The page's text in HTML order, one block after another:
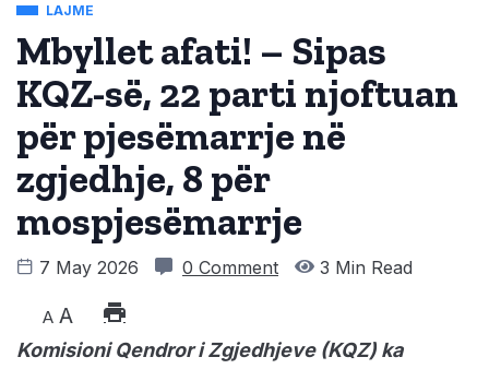
LAJME
Mbyllet afati! – Sipas
KQZ-së, 22 parti njoftuan
për pjesëmarrje në
zgjedhje, 8 për
mospjesëmarrje
7 May 2026 0 Comment 3 Min Read
A A
Komisioni Qendror i Zgjedhjeve (KQZ) ka